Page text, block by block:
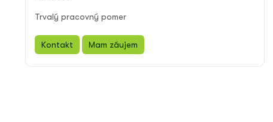
Trvalý pracovný pomer
Kontakt Mam záujem